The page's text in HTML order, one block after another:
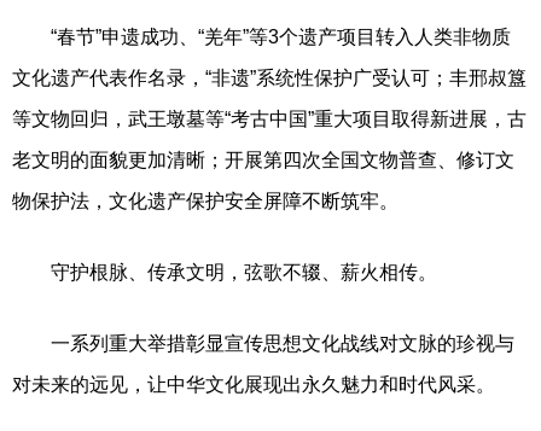
“春节”申遗成功、“羌年”等3个遗产项目转入人类非物质
文化遗产代表作名录，“非遗”系统性保护广受认可；丰邢叔簋
等文物回归，武王墩墓等“考古中国”重大项目取得新进展，古
老文明的面貌更加清晰；开展第四次全国文物普查、修订文
物保护法，文化遗产保护安全屏障不断筑牢。
守护根脉、传承文明，弦歌不辍、薪火相传。
一系列重大举措彰显宣传思想文化战线对文脉的珍视与
对未来的远见，让中华文化展现出永久魅力和时代风采。